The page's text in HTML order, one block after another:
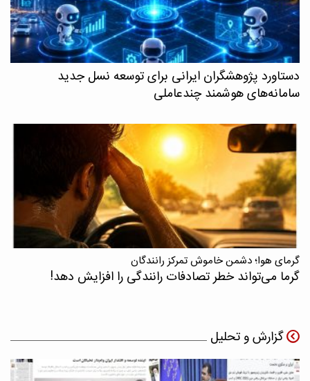
دستاورد پژوهشگران ایرانی برای توسعه نسل جدید
سامانه‌های هوشمند چندعاملی
گرمای هوا؛ دشمن خاموش تمرکز رانندگان
گرما می‌تواند خطر تصادفات رانندگی را افزایش دهد!
گزارش و تحلیل